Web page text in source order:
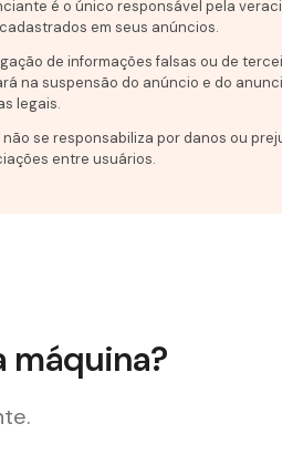
é o único responsável pela
em seus anúncios.
de informações falsas ou de
na suspensão do anúncio e do
legais.
não se responsabiliza por danos ou
entre usuários.
máquina?